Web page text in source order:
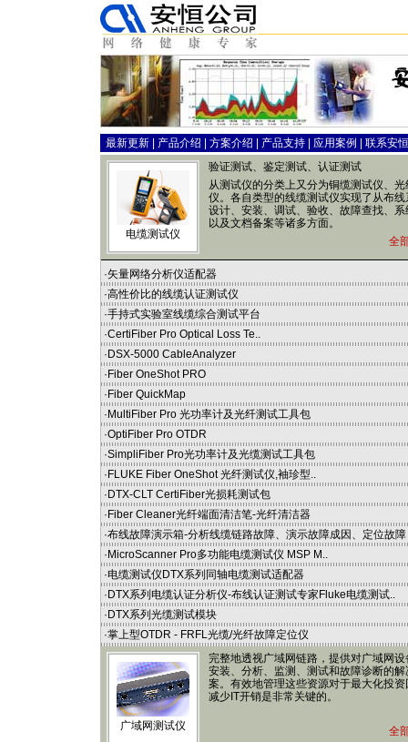
最新更新 产品介绍 方案介绍 产品支持 应用案例 联系安恒
电缆测试仪
验证测试、鉴定测试、认证测试
从测试仪的分类上又分为铜缆测试仪、光
仪。各自类型的线缆测试仪实现了从布线
设计、安装、调试、验收、故障查找、系
以及文档备案等诸多方面。
全
·矢量网络分析仪适配器
·高性价比的线缆认证测试仪
·手持式实验室线缆综合测试平台
·CertiFiber Pro Optical Loss Te..
· DSX-5000 CableAnalyzer
· Fiber OneShot PRO
· Fiber QuickMap
· MultiFiber Pro 光功率计及光纤测试工具包
·OptiFiber Pro OTDR
·SimpliFiber Pro光功率计及光缆测试工具包
· FLUKE Fiber OneShot 光纤测试仪,袖珍型..
· DTX-CLT CertiFiber光损耗测试包
· Fiber Cleaner光纤端面清洁笔-光纤清洁器
·布线故障演示箱-分析线缆链路故障、演示故障成因、定位故障
· MicroScanner Pro多功能电缆测试仪 MSP M..
·电缆测试仪DTX系列同轴电缆测试适配器
· DTX系列电缆认证分析仪-布线认证测试专家Fluke电缆测试..
· DTX系列光缆测试模块
·掌上型OTDR - FRFL光缆/光纤故障定位仪
广域网测试仪
完整地透视广域网链路，提供对广域网设
安装、分析、监测、测试和故障诊断的解
案。有效地管理这些资源对于最大化投资
减少IT开销是非常关键的。
全